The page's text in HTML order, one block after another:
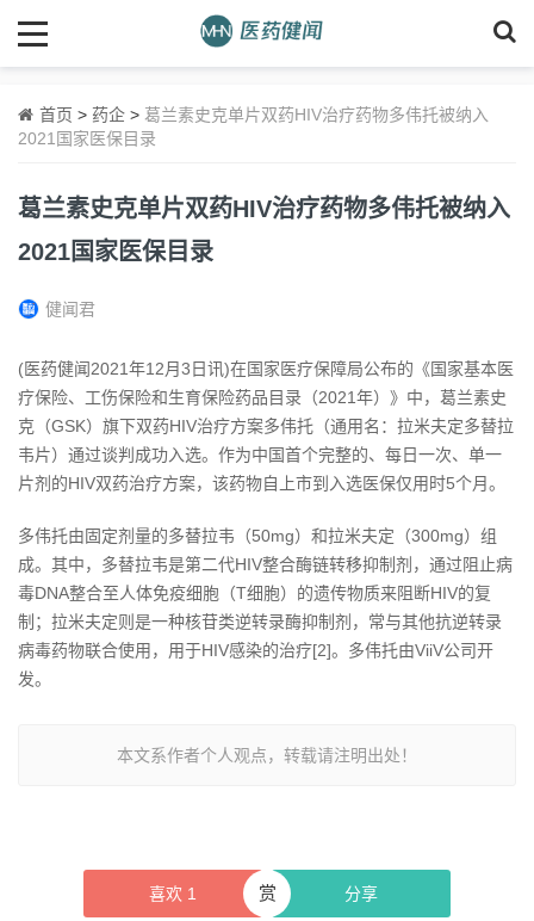
首页 > 药企 > 葛兰素史克单片双药HIV治疗药物多伟托被纳入
2021国家医保目录
葛兰素史克单片双药HIV治疗药物多伟托被纳入
2021国家医保目录
健闻君
(医药健闻2021年12月3日讯)在国家医疗保障局公布的《国家基本医
疗保险、工伤保险和生育保险药品目录（2021年）》中，葛兰素史
克（GSK）旗下双药HIV治疗方案多伟托（通用名：拉米夫定多替拉
韦片）通过谈判成功入选。作为中国首个完整的、每日一次、单一
片剂的HIV双药治疗方案，该药物自上市到入选医保仅用时5个月。
多伟托由固定剂量的多替拉韦（50mg）和拉米夫定（300mg）组
成。其中，多替拉韦是第二代HIV整合酶链转移抑制剂，通过阻止病
毒DNA整合至人体免疫细胞（T细胞）的遗传物质来阻断HIV的复
制；拉米夫定则是一种核苷类逆转录酶抑制剂，常与其他抗逆转录
病毒药物联合使用，用于HIV感染的治疗[2]。多伟托由ViiV公司开
发。
本文系作者个人观点，转载请注明出处！
喜欢 1 分享
赏